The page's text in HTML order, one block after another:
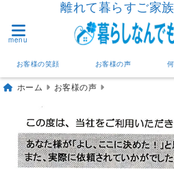
離れて暮らすご家
menu
お客様の笑顔 お客様の声
ホーム お客様の声